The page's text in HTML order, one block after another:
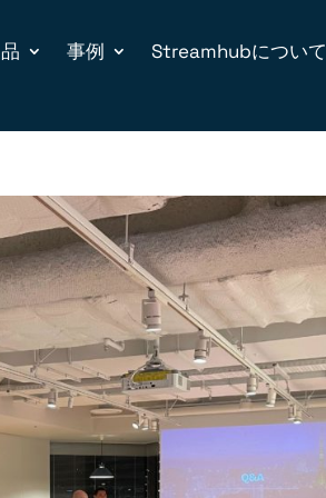
事例 Streamhubについて